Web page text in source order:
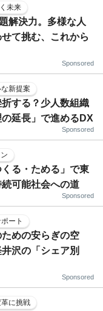
未来
解決力。多様な人
て挑む、これから
Sponsored
新提案
する？少人数組織
延長」で進めるDX
Sponsored
る・ためる」で東
可能社会への道
Sponsored
ート
めの安らぎの空
沢の「シェア別
Sponsored
に挑戦